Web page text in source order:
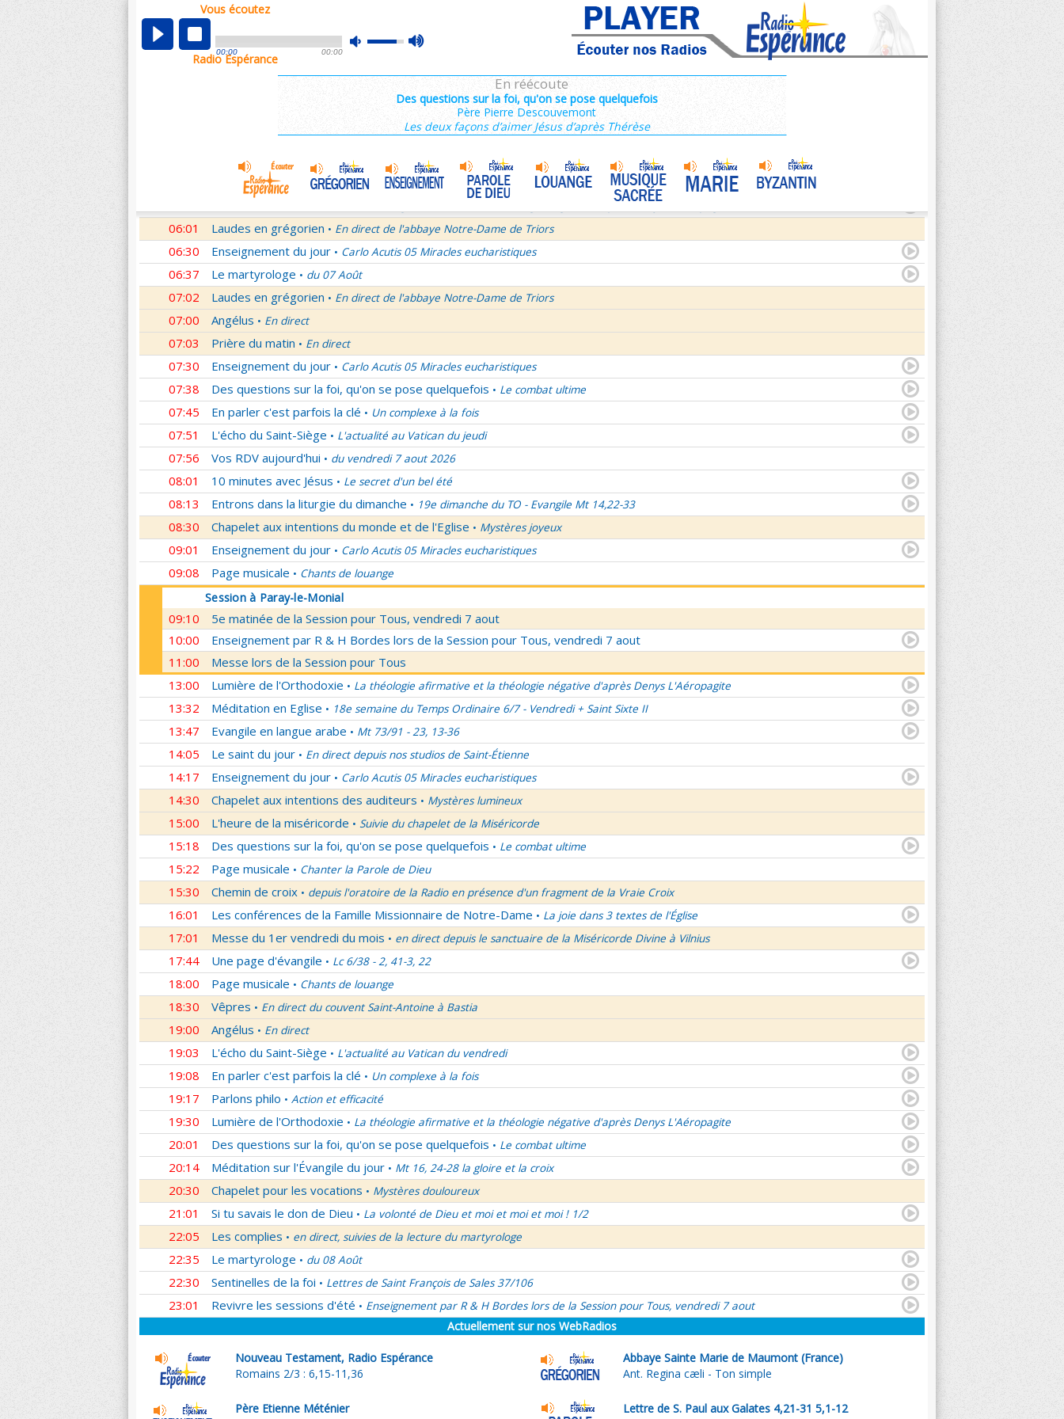
Vous écoutez
mute
max
00:00 00:00
Radio Espérance
En réécoute
Des questions sur la foi, qu'on se pose quelquefois
Père Pierre Descouvemont
Les deux façons d’aimer Jésus d’après Thérèse
00:04
01:03 Sentinelles de la foi • Lettres de Saint François de Sales 37/106
01:32 10 minutes avec Jésus
18e semaine du Temps Ordinaire 6/7 - Vendredi + Saint Sixte II
En direct avec le Père Denis Mertz
Nouveau Testament • Lettre aux Galates
Si tu savais le don de Dieu La Transfiguration
En Toi nos sources • Paul et le Judaïsme 05
La théologie afirmative et la théologie négative d'après Denys L'Aéropagite
06:01 Laudes en grégorien • En direct de l'abbaye Notre-Dame de Triors
06:30 Enseignement du jour • Carlo Acutis 05 Miracles eucharistiques
06:37 Le martyrologe • du 07 Août
07:02 Laudes en grégorien • En direct de l'abbaye Notre-Dame de Triors
07:00 Angélus • En direct
07:03 Prière du matin • En direct
07:30 Enseignement du jour • Carlo Acutis 05 Miracles eucharistiques
07:38 Des questions sur la foi, qu'on se pose quelquefois • Le combat ultime
07:45 En parler c'est parfois la clé • Un complexe à la fois
07:51 L'écho du Saint-Siège • L'actualité au Vatican du jeudi
07:56 Vos RDV aujourd'hui • du vendredi 7 aout 2026
08:01 10 minutes avec Jésus • Le secret d'un bel été
08:13 Entrons dans la liturgie du dimanche • 19e dimanche du TO - Evangile Mt 14,22-33
08:30 Chapelet aux intentions du monde et de l'Eglise • Mystères joyeux
09:01 Enseignement du jour • Carlo Acutis 05 Miracles eucharistiques
09:08 Page musicale • Chants de louange
Session à Paray-le-Monial
09:10
5e matinée de la Session pour Tous, vendredi 7 aout
10:00
Enseignement par R & H Bordes lors de la Session pour Tous, vendredi 7 aout
11:00
Messe lors de la Session pour Tous
13:00
Lumière de l'Orthodoxie • La théologie afirmative et la théologie négative d'après Denys L'Aéropagite
13:32 Méditation en Eglise • 18e semaine du Temps Ordinaire 6/7 - Vendredi + Saint Sixte II
13:47 Evangile en langue arabe • Mt 73/91 - 23, 13-36
14:05 Le saint du jour • En direct depuis nos studios de Saint-Étienne
14:17 Enseignement du jour • Carlo Acutis 05 Miracles eucharistiques
14:30 Chapelet aux intentions des auditeurs • Mystères lumineux
15:00 L'heure de la miséricorde • Suivie du chapelet de la Miséricorde
15:18 Des questions sur la foi, qu'on se pose quelquefois • Le combat ultime
15:22 Page musicale • Chanter la Parole de Dieu
15:30 Chemin de croix • depuis l'oratoire de la Radio en présence d'un fragment de la Vraie Croix
16:01 Les conférences de la Famille Missionnaire de Notre-Dame • La joie dans 3 textes de l'Église
17:01 Messe du 1er vendredi du mois • en direct depuis le sanctuaire de la Miséricorde Divine à Vilnius
17:44 Une page d'évangile • Lc 6/38 - 2, 41-3, 22
18:00 Page musicale • Chants de louange
18:30 Vêpres • En direct du couvent Saint-Antoine à Bastia
19:00 Angélus • En direct
19:03 L'écho du Saint-Siège • L'actualité au Vatican du vendredi
19:08 En parler c'est parfois la clé • Un complexe à la fois
19:17 Parlons philo • Action et efficacité
19:30 Lumière de l'Orthodoxie • La théologie afirmative et la théologie négative d'après Denys L'Aéropagite
20:01 Des questions sur la foi, qu'on se pose quelquefois • Le combat ultime
20:14 Méditation sur l'Évangile du jour • Mt 16, 24-28 la gloire et la croix
20:30 Chapelet pour les vocations • Mystères douloureux
21:01 Si tu savais le don de Dieu • La volonté de Dieu et moi et moi et moi ! 1/2
22:05 Les complies • en direct, suivies de la lecture du martyrologe
22:35 Le martyrologe • du 08 Août
22:30 Sentinelles de la foi • Lettres de Saint François de Sales 37/106
23:01 Revivre les sessions d'été • Enseignement par R & H Bordes lors de la Session pour Tous, vendredi 7 aout
Actuellement sur nos WebRadios
Nouveau Testament, Radio Espérance
Romains 2/3 : 6,15-11,36
Abbaye Sainte Marie de Maumont (France)
Ant. Regina cæli - Ton simple
Père Etienne Méténier
Lettre de S. Paul aux Galates 4,21-31 5,1-12